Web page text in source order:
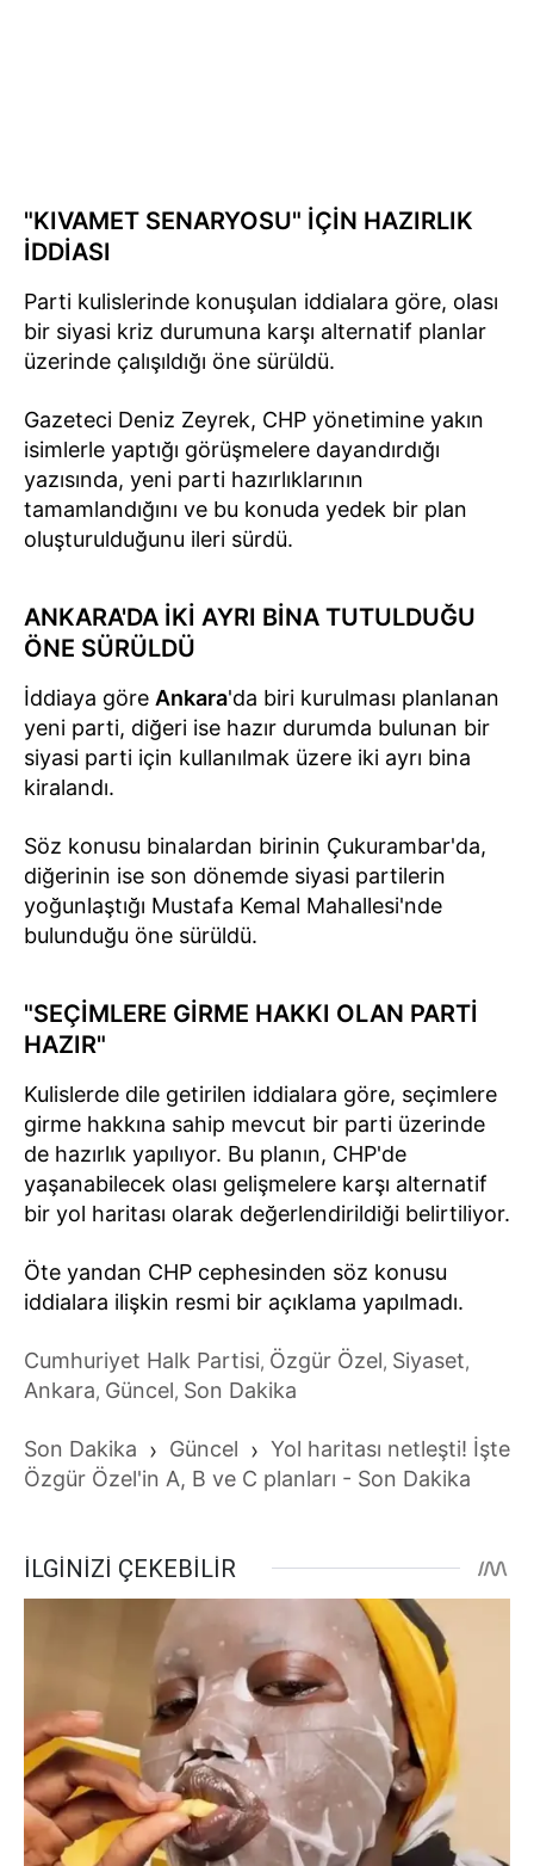
"KIVAMET SENARYOSU" İÇİN HAZIRLIK
İDDİASI
Parti kulislerinde konuşulan iddialara göre, olası
bir siyasi kriz durumuna karşı alternatif planlar
üzerinde çalışıldığı öne sürüldü.
Gazeteci Deniz Zeyrek, CHP yönetimine yakın
isimlerle yaptığı görüşmelere dayandırdığı
yazısında, yeni parti hazırlıklarının
tamamlandığını ve bu konuda yedek bir plan
oluşturulduğunu ileri sürdü.
ANKARA'DA İKİ AYRI BİNA TUTULDUĞU
ÖNE SÜRÜLDÜ
İddiaya göre Ankara'da biri kurulması planlanan
yeni parti, diğeri ise hazır durumda bulunan bir
siyasi parti için kullanılmak üzere iki ayrı bina
kiralandı.
Söz konusu binalardan birinin Çukurambar'da,
diğerinin ise son dönemde siyasi partilerin
yoğunlaştığı Mustafa Kemal Mahallesi'nde
bulunduğu öne sürüldü.
"SEÇİMLERE GİRME HAKKI OLAN PARTİ
HAZIR"
Kulislerde dile getirilen iddialara göre, seçimlere
girme hakkına sahip mevcut bir parti üzerinde
de hazırlık yapılıyor. Bu planın, CHP'de
yaşanabilecek olası gelişmelere karşı alternatif
bir yol haritası olarak değerlendirildiği belirtiliyor.
Öte yandan CHP cephesinden söz konusu
iddialara ilişkin resmi bir açıklama yapılmadı.
Cumhuriyet Halk Partisi, Özgür Özel, Siyaset,
Ankara, Güncel, Son Dakika
Son Dakika › Güncel › Yol haritası netleşti! İşte
Özgür Özel'in A, B ve C planları - Son Dakika